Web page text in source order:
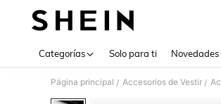
Categorías Solo para ti Novedades
Página principal / Accesorios de Vestir /